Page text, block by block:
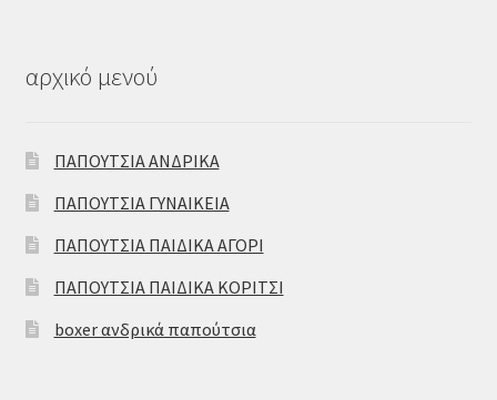
αρχικό μενού
ΠΑΠΟΥΤΣΙΑ ΑΝΔΡΙΚΑ
ΠΑΠΟΥΤΣΙΑ ΓΥΝΑΙΚΕΙΑ
ΠΑΠΟΥΤΣΙΑ ΠΑΙΔΙΚΑ ΑΓΟΡΙ
ΠΑΠΟΥΤΣΙΑ ΠΑΙΔΙΚΑ ΚΟΡΙΤΣΙ
boxer ανδρικά παπούτσια